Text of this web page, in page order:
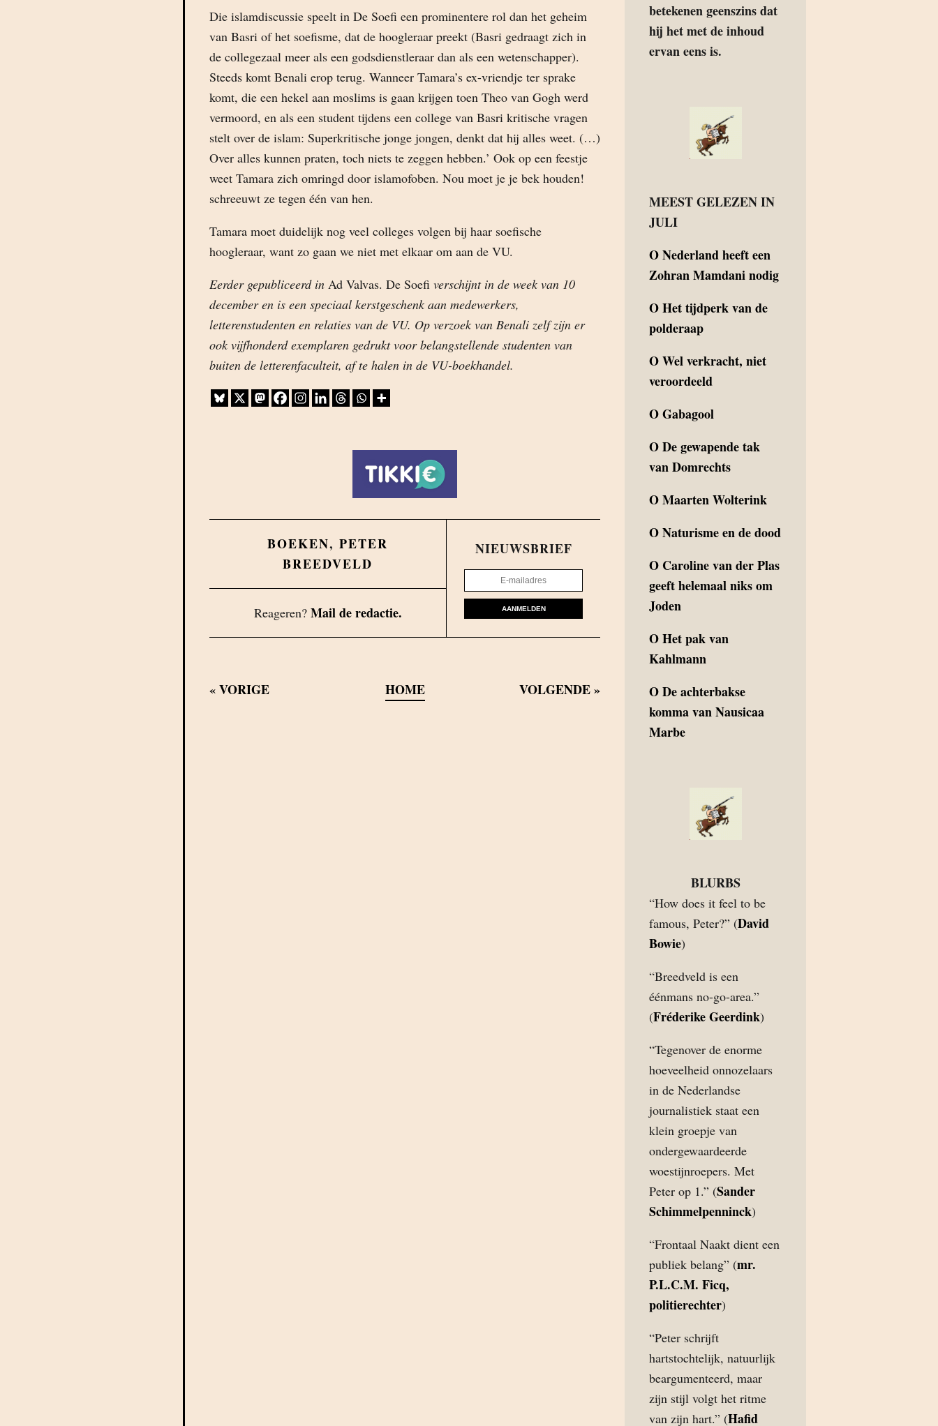
Die islamdiscussie speelt in De Soefi een prominentere rol dan het geheim
van Basri of het soefisme, dat de hoogleraar preekt (Basri gedraagt zich in
de collegezaal meer als een godsdienstleraar dan als een wetenschapper).
Steeds komt Benali erop terug. Wanneer Tamara’s ex-vriendje ter sprake
komt, die een hekel aan moslims is gaan krijgen toen Theo van Gogh werd
vermoord, en als een student tijdens een college van Basri kritische vragen
stelt over de islam: Superkritische jonge jongen, denkt dat hij alles weet. (…)
Over alles kunnen praten, toch niets te zeggen hebben.’ Ook op een feestje
weet Tamara zich omringd door islamofoben. Nou moet je je bek houden!
schreeuwt ze tegen één van hen.
Tamara moet duidelijk nog veel colleges volgen bij haar soefische
hoogleraar, want zo gaan we niet met elkaar om aan de VU.
Eerder gepubliceerd in Ad Valvas. De Soefi verschijnt in de week van 10
december en is een speciaal kerstgeschenk aan medewerkers,
letterenstudenten en relaties van de VU. Op verzoek van Benali zelf zijn er
ook vijfhonderd exemplaren gedrukt voor belangstellende studenten van
buiten de letterenfaculteit, af te halen in de VU-boekhandel.
BOEKEN,PETER
BREEDVELD
Reageren? Mail de redactie.
NIEUWSBRIEF
AANMELDEN
«VORIGE HOME VOLGENDE»
betekenen geenszins dat
hij het met de inhoud
ervan eens is.
MEEST GELEZEN IN
JULI
ONederland heeft een
Zohran Mamdani nodig
OHet tijdperk van de
polderaap
OWel verkracht, niet
veroordeeld
OGabagool
ODe gewapende tak
van Domrechts
OMaarten Wolterink
ONaturisme en de dood
O Caroline van der Plas
geeft helemaal niks om
Joden
OHet pak van
Kahlmann
ODe achterbakse
komma van Nausicaa
Marbe
BLURBS
“How does it feel to be
famous, Peter?” (David
Bowie)
“Breedveld is een
éénmans no-go-area.”
(Fréderike Geerdink)
“Tegenover de enorme
hoeveelheid onnozelaars
in de Nederlandse
journalistiek staat een
klein groepje van
ondergewaardeerde
woestijnroepers. Met
Peter op 1.” (Sander
Schimmelpenninck)
“Frontaal Naakt dient een
publiek belang” (mr.
P.L.C.M. Ficq,
politierechter)
“Peter schrijft
hartstochtelijk, natuurlijk
beargumenteerd, maar
zijn stijl volgt het ritme
van zijn hart.” (Hafid